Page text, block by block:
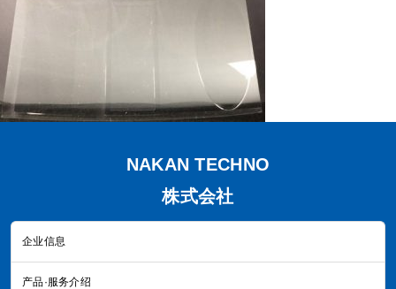
NAKAN TECHNO
株式会社
企业信息
产品·服务介绍